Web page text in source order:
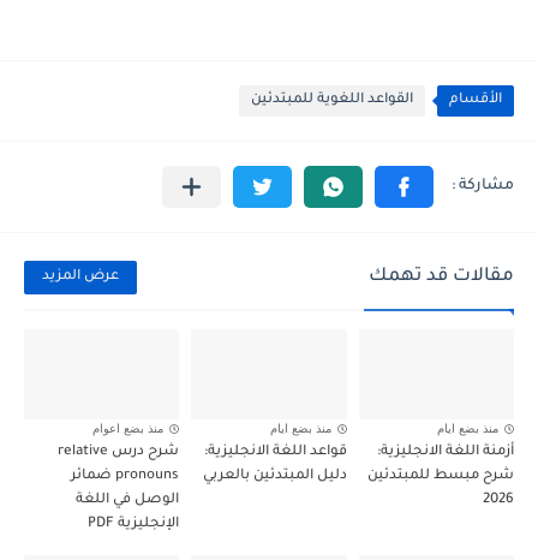
الأقسام القواعد اللغوية للمبتدئين
مقالات قد تهمك عرض المزيد
منذ بضع ايام
أزمنة اللغة الانجليزية:
شرح مبسط للمبتدئين
2026
منذ بضع ايام
قواعد اللغة الانجليزية:
دليل المبتدئين بالعربي
منذ بضع اعوام
شرح درس relative
pronouns ضمائر
الوصل في اللغة
الإنجليزية PDF